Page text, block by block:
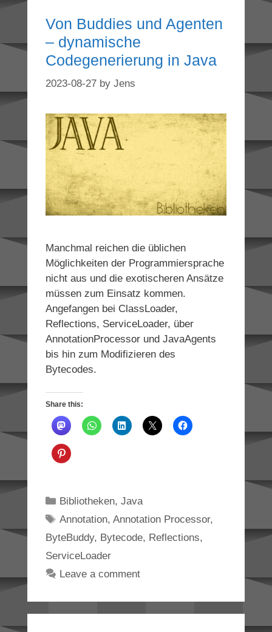
Von Buddies und Agenten
– dynamische
Codegenerierung in Java
2023-08-27 by Jens
Manchmal reichen die üblichen
Möglichkeiten der Programmiersprache
nicht aus und die exotischeren Ansätze
müssen zum Einsatz kommen.
Angefangen bei ClassLoader,
Reflections, ServiceLoader, über
AnnotationProcessor und JavaAgents
bis hin zum Modifizieren des
Bytecodes.
Share this:
Categories
Bibliotheken, Java
Tags
Annotation, Annotation Processor,
ByteBuddy, Bytecode, Reflections,
ServiceLoader
Leave a comment